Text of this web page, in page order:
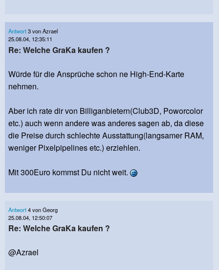
Antwort3 von Azrael
25.08.04, 12:35:11
Re: Welche GraKa kaufen ?
Würde für die Ansprüche schon ne High-End-Karte
nehmen.
Aber ich rate dir von Billiganbietern(Club3D, Poworcolor
etc.) auch wenn andere was anderes sagen ab, da diese
die Preise durch schlechte Ausstattung(langsamer RAM,
weniger Pixelpipelines etc.) erziehlen.
Mit 300Euro kommst Du nicht weit.
Antwort4 von Georg
25.08.04, 12:50:07
Re: Welche GraKa kaufen ?
@Azrael